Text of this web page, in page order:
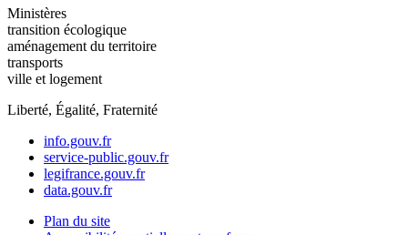
Ministères
transition écologique
aménagement du territoire
transports
ville et logement
Liberté, Égalité, Fraternité
info.gouv.fr
service-public.gouv.fr
legifrance.gouv.fr
data.gouv.fr
Plan du site